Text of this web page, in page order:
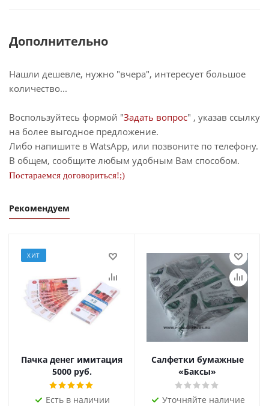
Дополнительно
Нашли дешевле, нужно "вчера", интересует большое
количество...
Воспользуйтесь формой "Задать вопрос" , указав ссылку
на более выгодное предложение.
Либо напишите в WatsApp, или позвоните по телефону.
В общем, сообщите любым удобным Вам способом.
Постараемся договориться!;)
Рекомендуем
ХИТ
Пачка денег имитация
5000 руб.
Есть в наличии
Салфетки бумажные
«Баксы»
Уточняйте наличие